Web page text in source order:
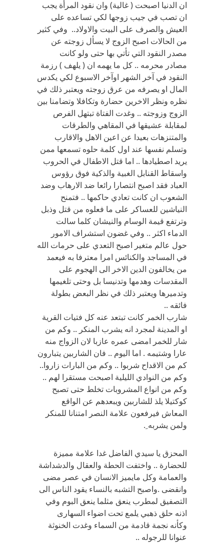
ان الدنيا اصبحت ( غالية) وان نقود المرأة يجب
ان تصب في جيب زوجها لكي تساعده على
العيش والصرف على البيت والاولاد.. وفي كثير
من الحالات اصبح الزوج لا يسأل زوجته عن
مصدر النقود التي تأتي بها حتى ولو كانت
مصادر محرمه .. كل ما يهمه ان ( يلهف ) رزمة
النقود في آخر الشهر اوآخر الاسبوع لكي يكدس
المال او يصرفه من عرق زوجته ويعتبر ذلك في
نظره ونظر الاخرين حضارة وتكافلا وتضامنا بين
الزوج وزوجته .. وغدت الفتاة تبتهل الفرص
لمقابلة عشيقها في المقاهي والطرقات
والمتنزهات بعيدا عن اعين الاهل والاقارب
وتسلم نفسها عند اول كلمة حلوه تسمعها ممن
يريد اصطيادها .. اما قتل الاطفال في الحروب
واسقاط القنابل الغبية والذكية فوق رؤوس
العباد فقد اصبح انتصارا رائعا ضد الارهاب وضد
الشعوب ان كانت تعادي حاكمها .. فتمنح
النياشين للعساكر على ما فعلوه من قتل وذبل
وترتفع قيمة الوسام والنيشان كلما سالت
الدماء اكثر .. وفي غضون استشراف الامور
حول عالم متغير اصبح التعدي على حرمات الله
في المساجد والكنائس امرا معترفا به فيعمد
من يخالفون الدين الاخر الى الهجوم على
المقدسات وهدمها وتدنيسا بل وحتى تلغيمها
وتدميرها ويعتبر ذلك في نظر البعض بطولة
فائقه ..
شارب الخمر كانت تبتعد عنه كل فتيات القرية
او المدينة لمجرد انه يشرب المنكر .. وكم من
شار للخمر امضى عمره عازبا لان الزواج منه
عارا وشتيمه . اما اليوم .. فان الشاربين يتبارون
كم من الاقداح شربوا .. وكم من البارات زاروا..
وكم من النوادي الليلية اصبحت مستقرا لهم ..
وكم من انواع المشروبات تخلط حتى تصبح
كوكتيلا يلذ للشاربين ويبعدهم عن الواقع
المعاش فيرفعون علامة النصر امتنانا للمنكر
ولمن يشربه ِ.
المحزق يا سيدي الفاضل غدا علامة مميزة
للحضارة .. واختفت الحطة والعقال والدشداشة
والعمامة وكل مايميز الانسان في عصر مضى
وانقضى .واصبح التشبه بالنساء يقود الناس الى
التصفيق لمطرب ينعق مثلما ينعق البوم وفي
اذنه حلق ذهبي يلمع تحت اضواء السهارى
وكأنه نجمة قادمة من السماء وغدت الخنوثة
عنوانا للرجوله ..